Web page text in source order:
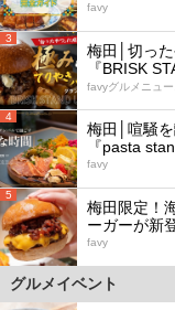
favy
3
梅田│切っ
『BRISK
favyグルメニュー
4
梅田│喧騒
『pasta
favy
5
梅田限定！
ーガーが新
favy
グルメイベント